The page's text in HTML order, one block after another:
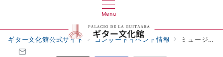
Menu
ギター文化館公式サイト コンサートイベント情報 ミュージアムコンサート